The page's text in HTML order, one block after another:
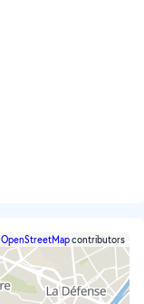
OpenStreetMapcontributors